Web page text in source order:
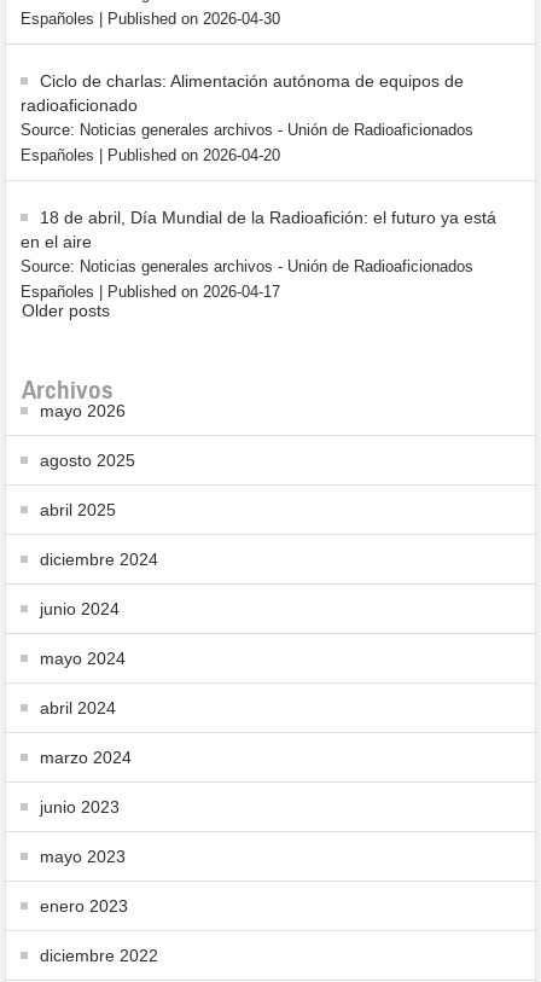
Españoles
Published on 2026-04-30
Ciclo de charlas: Alimentación autónoma de equipos de
radioaficionado
Source: Noticias generales archivos - Unión de Radioaficionados
Españoles
Published on 2026-04-20
18 de abril, Día Mundial de la Radioafición: el futuro ya está
en el aire
Source: Noticias generales archivos - Unión de Radioaficionados
Españoles
Published on 2026-04-17
Older posts
Archivos
mayo 2026
agosto 2025
abril 2025
diciembre 2024
junio 2024
mayo 2024
abril 2024
marzo 2024
junio 2023
mayo 2023
enero 2023
diciembre 2022